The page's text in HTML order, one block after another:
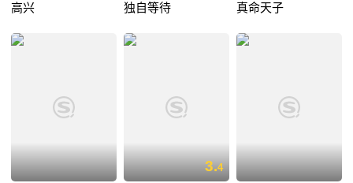
高兴 独自等待 真命天子
3.4